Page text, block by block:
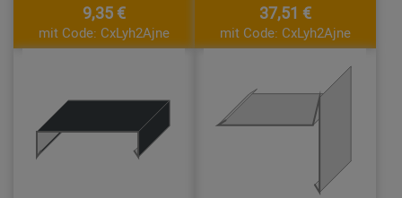
9,35 €
mit Code: CxLyh2Ajne
37,51 €
mit Code: CxLyh2Ajne